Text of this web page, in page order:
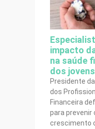
impacto
na saúde
dos jovens
Presidente
dos
Financeira
para prevenir
crescimento